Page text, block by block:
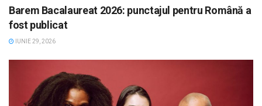
Barem Bacalaureat 2026: punctajul pentru Română a
fost publicat
IUNIE 29, 2026